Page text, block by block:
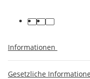
Informationen
Gesetzliche